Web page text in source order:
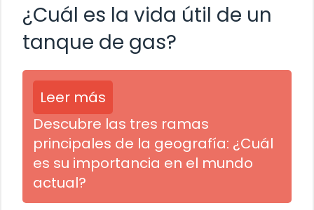
¿Cuál es la vida útil de un
tanque de gas?
Leer más
Descubre las tres ramas
principales de la geografía: ¿Cuál
es su importancia en el mundo
actual?